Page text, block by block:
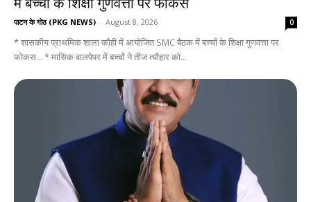
में बच्चों के शिक्षा गुणवत्ता पर फोकस
पाटन के गोठ (PKG NEWS) - August 8, 2026 0
* शासकीय प्राथमिक शाला कौही में आयोजित SMC बैठक में बच्चों के शिक्षा गुणवत्ता पर
फोकस... * मासिक वालपेपर में बच्चों ने तीज त्यौहार को...